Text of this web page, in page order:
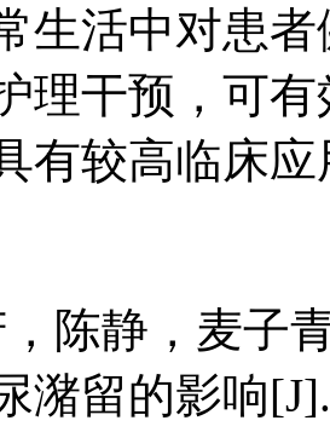
生活中对患
理干预，可
有较高临床
陈静，麦子
潴留的影响